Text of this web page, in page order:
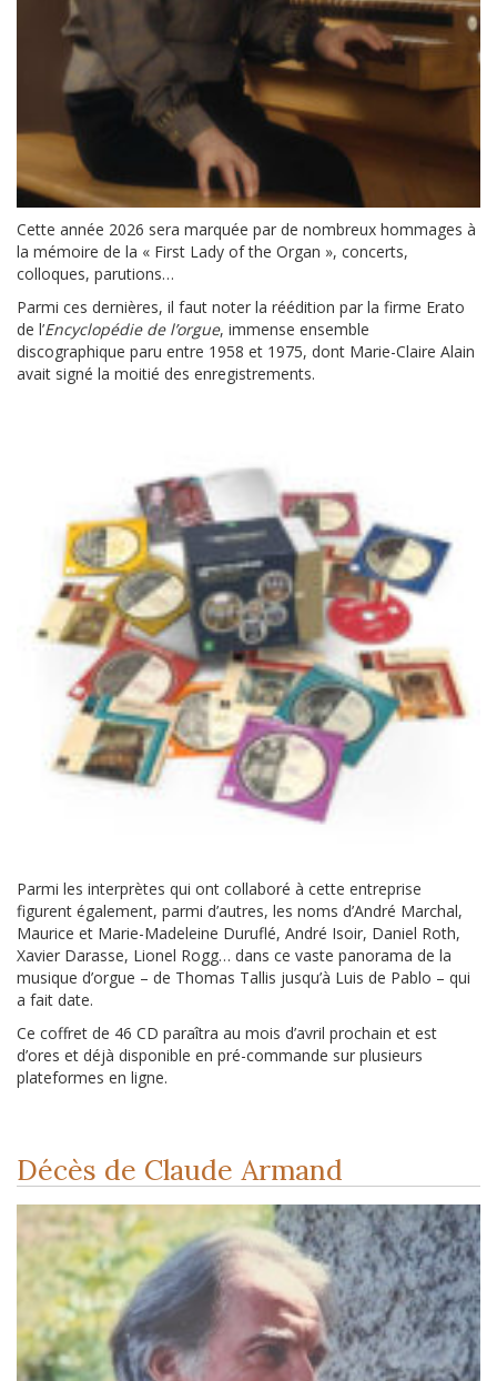
Cette année 2026 sera marquée par de nombreux hommages à
la mémoire de la « First Lady of the Organ », concerts,
colloques, parutions…
Parmi ces dernières, il faut noter la réédition par la firme Erato
de l’Encyclopédie de l’orgue, immense ensemble
discographique paru entre 1958 et 1975, dont Marie-Claire Alain
avait signé la moitié des enregistrements.
Parmi les interprètes qui ont collaboré à cette entreprise
figurent également, parmi d’autres, les noms d’André Marchal,
Maurice et Marie-Madeleine Duruflé, André Isoir, Daniel Roth,
Xavier Darasse, Lionel Rogg… dans ce vaste panorama de la
musique d’orgue – de Thomas Tallis jusqu’à Luis de Pablo – qui
a fait date.
Ce coffret de 46 CD paraîtra au mois d’avril prochain et est
d’ores et déjà disponible en pré-commande sur plusieurs
plateformes en ligne.
Décès de Claude Armand